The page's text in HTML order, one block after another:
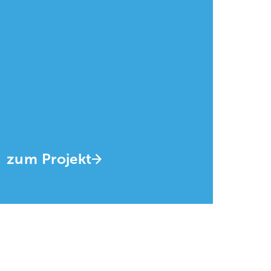
zum Projekt